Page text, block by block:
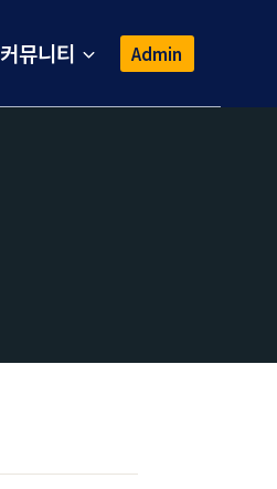
커뮤니티 Admin